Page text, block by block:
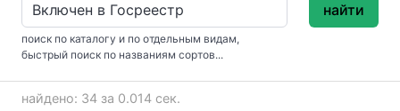
поиск по каталогу и по отдельным видам,
быстрый поиск по названиям сортов...
найти
найдено: 34 за 0.014 сек.